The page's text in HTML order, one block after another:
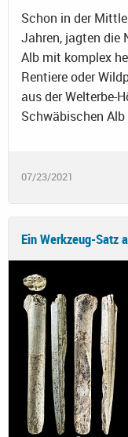
Schon in der
Jahren, jagten die
Alb mit komplex
Rentiere oder
aus der Welterbe-
Schwäbischen
07/23/2021
Ein Werkzeug-Satz